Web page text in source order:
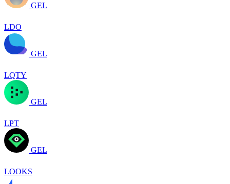
GEL
LDO
GEL
LQTY
GEL
LPT
GEL
LOOKS